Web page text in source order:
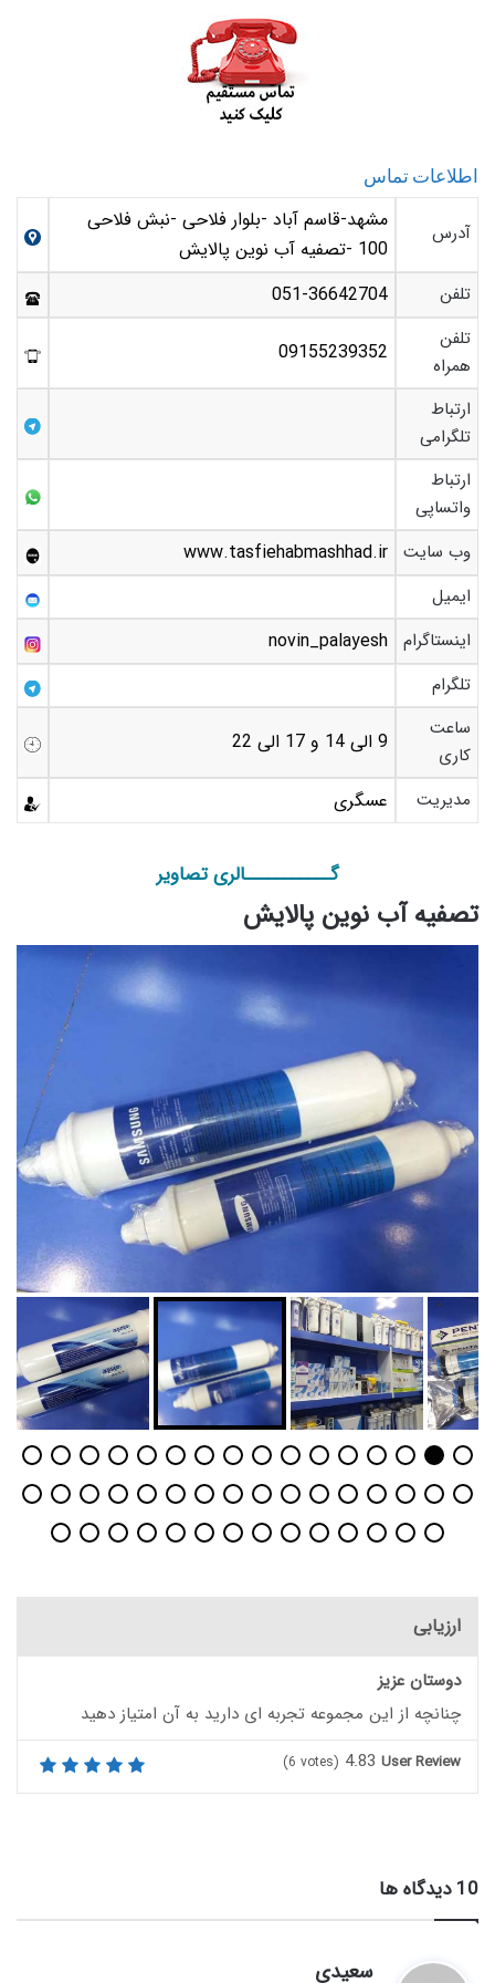
اطلاعات تماس
آدرس
مشهد-قاسم آباد -بلوار فلاحی -نبش فلاحی
100 -تصفیه آب نوین پالایش
تلفن 051-36642704
تلفن
همراه
09155239352
ارتباط
تلگرامی
ارتباط
واتساپی
وب سایت www.tasfiehabmashhad.ir
ایمیل
اینستاگرام novin_palayesh
تلگرام
ساعت
کاری
9 الی 14 و 17 الی 22
مدیریت عسگری
گـــــــــــالری تصاویر
تصفیه آب نوین پالایش
ارزیابی
دوستان عزیز
چنانچه از این مجموعه تجربه ای دارید به آن امتیاز دهید
User Review
4.83
(6 votes)
‫10 دیدگاه ها
سعیدی